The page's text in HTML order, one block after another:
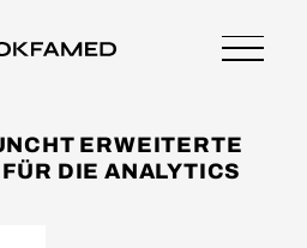
ERWEITERTE
DIE ANALYTICS